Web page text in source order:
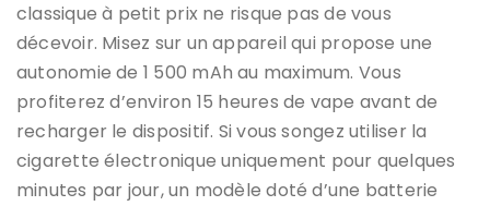
classique à petit prix ne risque pas de vous
décevoir. Misez sur un appareil qui propose une
autonomie de 1 500 mAh au maximum. Vous
profiterez d’environ 15 heures de vape avant de
recharger le dispositif. Si vous songez utiliser la
cigarette électronique uniquement pour quelques
minutes par jour, un modèle doté d’une batterie